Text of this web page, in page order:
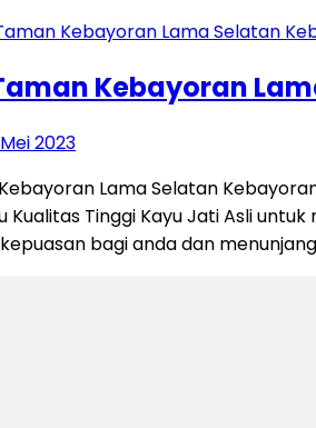
Kebayoran
2023
Lama Selatan
Kualitas Tinggi Kayu Jati Asli
bagi anda dan